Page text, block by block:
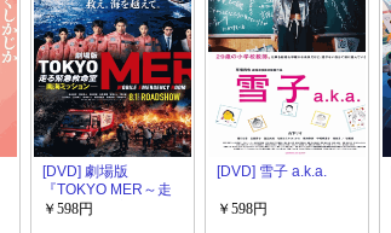
[DVD] 劇場版
『TOKYO MER～走
る緊急救命室～南海
￥598円
[DVD] 雪子 a.k.a.
￥598円